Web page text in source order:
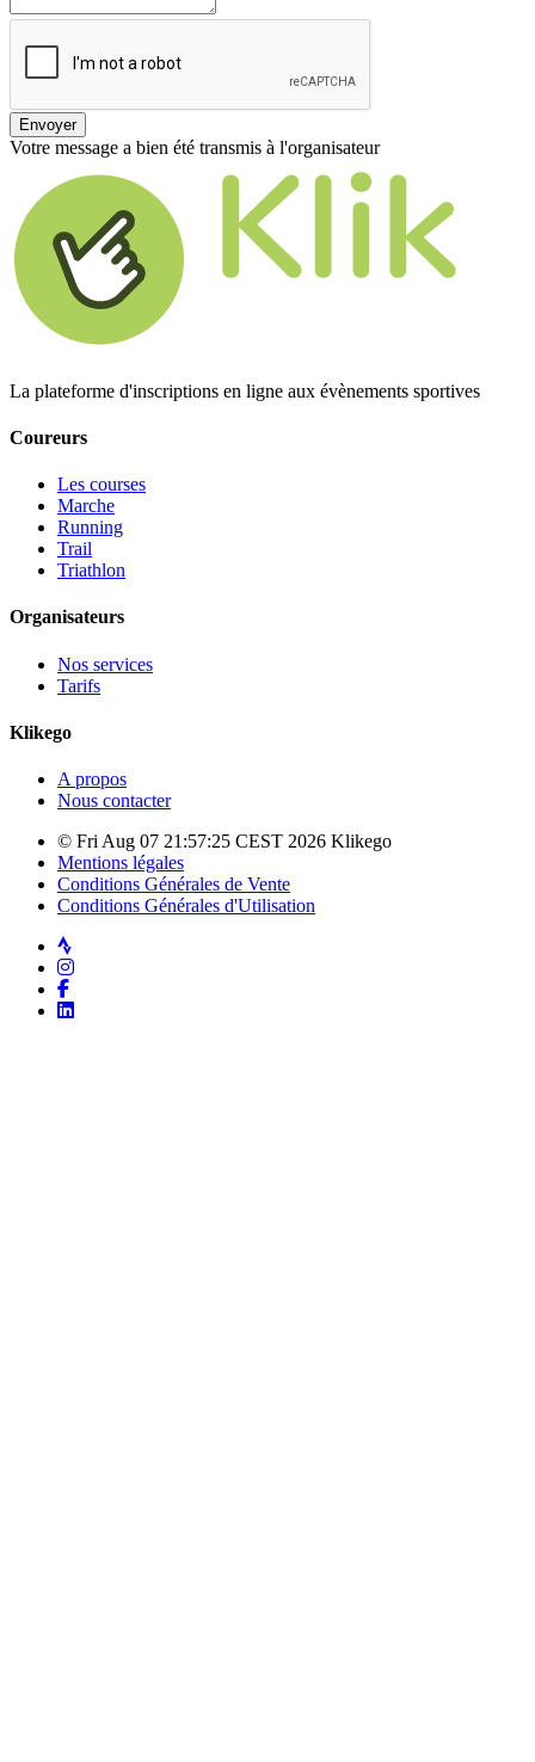
Envoyer
Votre message a bien été transmis à l'organisateur
La plateforme d'inscriptions en ligne aux évènements sportives
Coureurs
Les courses
Marche
Running
Trail
Triathlon
Organisateurs
Nos services
Tarifs
Klikego
A propos
Nous contacter
© Fri Aug 07 21:57:25 CEST 2026 Klikego
Mentions légales
Conditions Générales de Vente
Conditions Générales d'Utilisation
Strava
Instagram
Facebook
LinkedIn